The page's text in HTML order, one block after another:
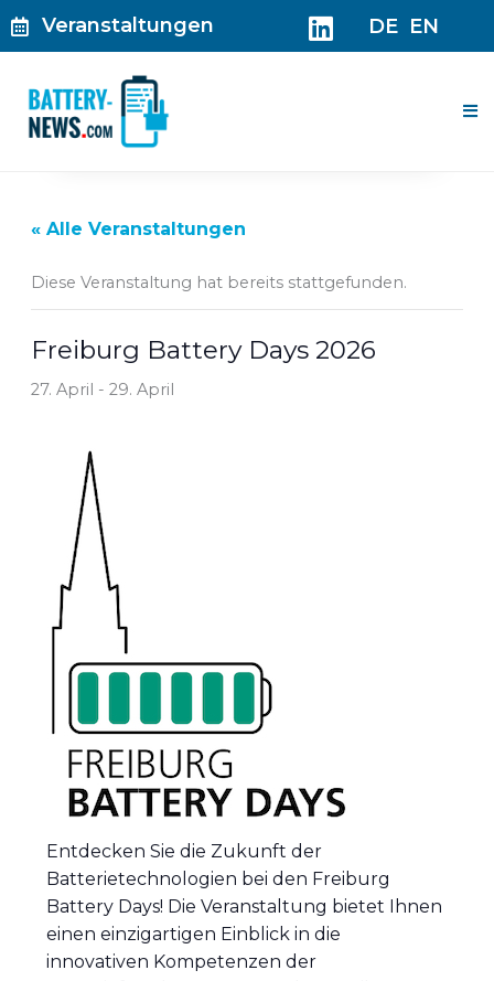
Zum
Inhalt
Veranstaltungen DE EN
« Alle Veranstaltungen
Diese Veranstaltung hat bereits stattgefunden.
Freiburg Battery Days 2026
27. April - 29. April
Entdecken Sie die Zukunft der
Batterietechnologien bei den Freiburg
Battery Days! Die Veranstaltung bietet Ihnen
einen einzigartigen Einblick in die
innovativen Kompetenzen der